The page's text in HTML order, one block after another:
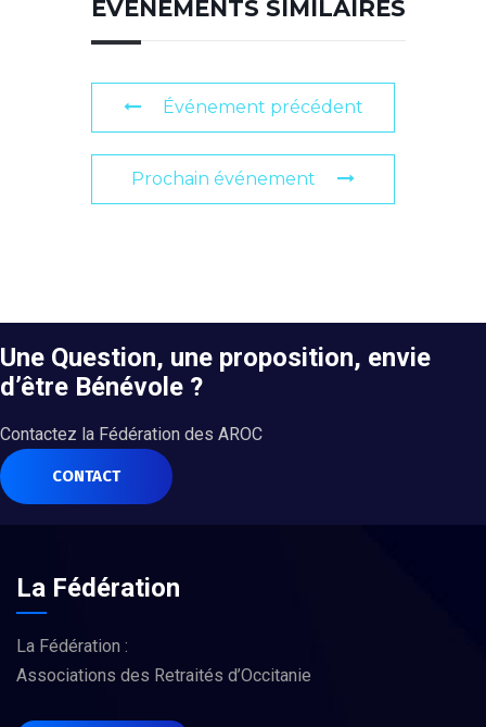
ÉVÉNEMENTS SIMILAIRES
Événement précédent
Prochain événement
Une Question, une proposition, envie
d’être Bénévole ?
Contactez la Fédération des AROC
CONTACT
La Fédération
La Fédération :
Associations des Retraités d’Occitanie